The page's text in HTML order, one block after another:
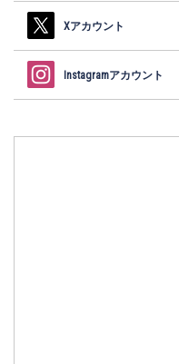
Xアカウント
Instagramアカウント